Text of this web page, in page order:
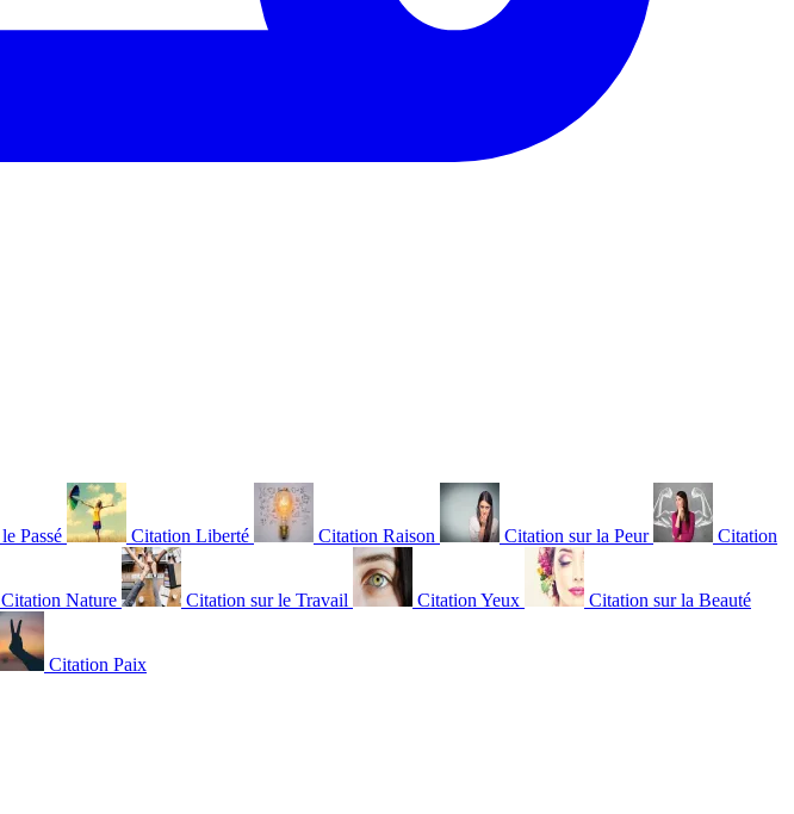
Passé Citation Liberté Citation Raison Citation sur la Peur Citation
Citation Nature Citation sur le Travail Citation Yeux Citation sur la Beauté
Citation Paix